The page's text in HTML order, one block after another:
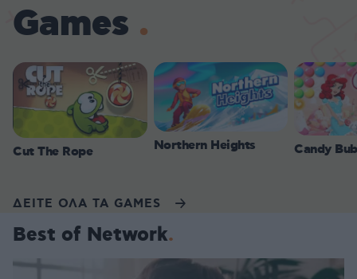
Games
Cut The Rope Northern Heights Candy
ΔΕΙΤΕ ΟΛΑ ΤΑ GAMES
Best of Network